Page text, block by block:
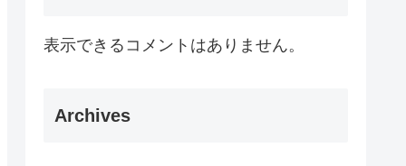
表示できるコメントはありません。
Archives